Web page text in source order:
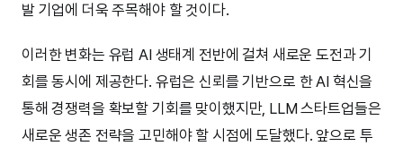
발 기업에 더욱 주목해야 할 것이다.
이러한 변화는 유럽 AI 생태계 전반에 걸쳐 새로운 도전과 기
회를 동시에 제공한다. 유럽은 신뢰를 기반으로 한 AI 혁신을
통해 경쟁력을 확보할 기회를 맞이했지만, LLM 스타트업들은
새로운 생존 전략을 고민해야 할 시점에 도달했다. 앞으로 투